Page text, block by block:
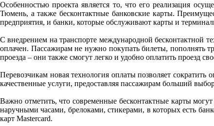
Особенностью проекта является то, что его реализация
Тюмень, а также бесконтактные банковские карты.
предприятия, и банки, которые обслуживают карты и
С внедрением на транспорте международной бесконтактной
оплачен. Пассажирам не нужно покупать билеты, пополнять
проезда – они также смогут легко и удобно оплатить проезд
Перевозчикам новая технология оплаты позволяет
качественные услуги, предоставляя пассажирам больший
Важно отметить, что современные бесконтактные карты
наручными часами, брелоками, стикерами, в которых есть
карт Mastercard.